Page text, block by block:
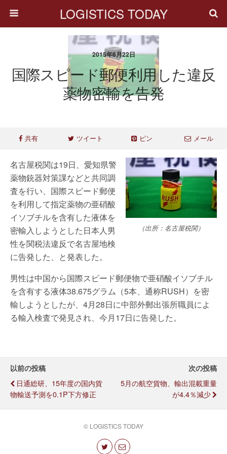
LOGISTICS TODAY
2015年6月22日
国際スピード郵便利用した違反
薬物密輸を告発
共有 ツイート ピン メール
（出所：名古屋税関）
名古屋税関は19日、愛知県警
薬物銃器対策課などと共同調
査を行い、国際スピード郵便
を利用して指定薬物の亜硝酸
イソブチルを含有した液体を
密輸入しようとした日本人男
性を関税法違反で名古屋地検
に告発した、と発表した。
男性は中国から国際スピード郵便物で亜硝酸イソブチル
を含有する液体38.675グラム（5本、通称RUSH）を密
輸しようとしたが、4月28日に中部外郵出張所職員によ
る輸入検査で発見され、今月17日に告発した。
以前の投稿
日通総研、15年度の国内貨
物輸送予測を0.1P下方修正
次の投稿
5月の航空貨物、輸出混載重量
が4.4％減少
© LOGISTICS TODAY